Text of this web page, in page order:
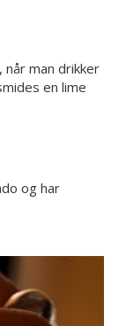
man drikker
en lime
og har